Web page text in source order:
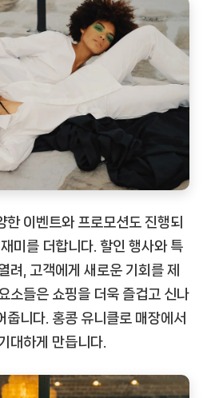
한 이벤트와 프로모션도 진행되
미를 더합니다. 할인 행사와 특
려, 고객에게 새로운 기회를 제
소들은 쇼핑을 더욱 즐겁고 신나
줍니다. 홍콩 유니클로 매장에서
대하게 만듭니다.